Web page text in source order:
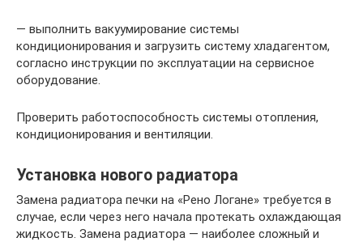
— выполнить вакуумирование системы
кондиционирования и загрузить систему хладагентом,
согласно инструкции по эксплуатации на сервисное
оборудование.
Проверить работоспособность системы отопления,
кондиционирования и вентиляции.
Установка нового радиатора
Замена радиатора печки на «Рено Логане» требуется в
случае, если через него начала протекать охлаждающая
жидкость. Замена радиатора — наиболее сложный и